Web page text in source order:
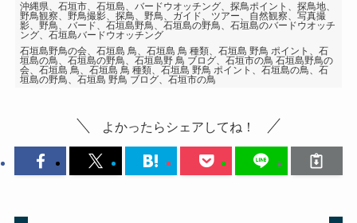
沖縄県、石垣市、石垣島、バードウオッチング、探鳥ポイント、探鳥地、
野鳥観察、野鳥撮影、探鳥、野鳥、ガイド、ツアー、自然観察、写真撮
影、野鳥、バード、石垣島野鳥、石垣島の野鳥、石垣島のバードウオッチ
ング、石垣島バードウオッチング
石垣島野鳥の会、石垣島 鳥、石垣島 鳥 種類、石垣島 野鳥 ポイント、石
垣島の鳥、石垣島の野鳥、石垣島野 鳥 ブログ、石垣市の鳥 石垣島野鳥の
会、石垣島 鳥、石垣島 鳥 種類、石垣島 野鳥 ポイント、石垣島の鳥、石
垣島の野鳥、石垣島 野鳥 ブログ、石垣市の鳥
よかったらシェアしてね！